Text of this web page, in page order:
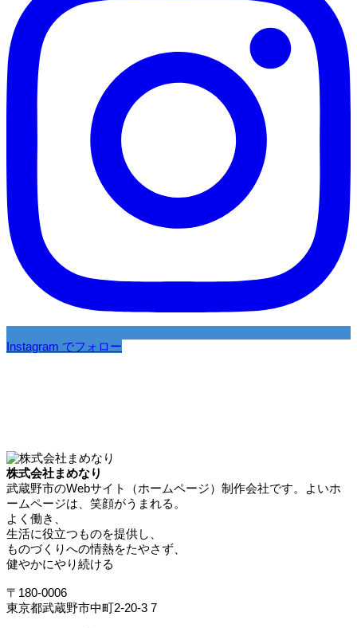
Instagram でフォロー
株式会社まめなり
武蔵野市のWebサイト（ホームページ）制作会社です。よいホ
ームページは、笑顔がうまれる。
よく働き、
生活に役立つものを提供し、
ものづくりへの情熱をたやさず、
健やかにやり続ける
〒180-0006
東京都武蔵野市中町2-20-3 7